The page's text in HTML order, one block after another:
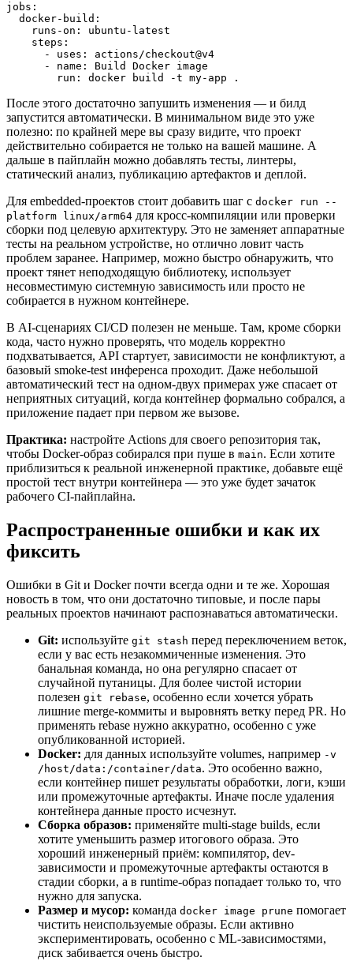
jobs:
  docker-build:
    runs-on: ubuntu-latest
    steps:
      - uses: actions/checkout@v4
      - name: Build Docker image
        run: docker build -t my-app .
После этого достаточно запушить изменения — и билд
запустится автоматически. В минимальном виде это уже
полезно: по крайней мере вы сразу видите, что проект
действительно собирается не только на вашей машине. А
дальше в пайплайн можно добавлять тесты, линтеры,
статический анализ, публикацию артефактов и деплой.
Для embedded-проектов стоит добавить шаг с docker run --
platform linux/arm64 для кросс-компиляции или проверки
сборки под целевую архитектуру. Это не заменяет аппаратные
тесты на реальном устройстве, но отлично ловит часть
проблем заранее. Например, можно быстро обнаружить, что
проект тянет неподходящую библиотеку, использует
несовместимую системную зависимость или просто не
собирается в нужном контейнере.
В AI-сценариях CI/CD полезен не меньше. Там, кроме сборки
кода, часто нужно проверять, что модель корректно
подхватывается, API стартует, зависимости не конфликтуют, а
базовый smoke-test инференса проходит. Даже небольшой
автоматический тест на одном-двух примерах уже спасает от
неприятных ситуаций, когда контейнер формально собрался, а
приложение падает при первом же вызове.
Практика: настройте Actions для своего репозитория так,
чтобы Docker-образ собирался при пуше в main. Если хотите
приблизиться к реальной инженерной практике, добавьте ещё
простой тест внутри контейнера — это уже будет зачаток
рабочего CI-пайплайна.
Распространенные ошибки и как их
фиксить
Ошибки в Git и Docker почти всегда одни и те же. Хорошая
новость в том, что они достаточно типовые, и после пары
реальных проектов начинают распознаваться автоматически.
Git: используйте git stash перед переключением веток,
если у вас есть незакоммиченные изменения. Это
банальная команда, но она регулярно спасает от
случайной путаницы. Для более чистой истории
полезен git rebase, особенно если хочется убрать
лишние merge-коммиты и выровнять ветку перед PR. Но
применять rebase нужно аккуратно, особенно с уже
опубликованной историей.
Docker: для данных используйте volumes, например -v
/host/data:/container/data. Это особенно важно,
если контейнер пишет результаты обработки, логи, кэши
или промежуточные артефакты. Иначе после удаления
контейнера данные просто исчезнут.
Сборка образов: применяйте multi-stage builds, если
хотите уменьшить размер итогового образа. Это
хороший инженерный приём: компилятор, dev-
зависимости и промежуточные артефакты остаются в
стадии сборки, а в runtime-образ попадает только то, что
нужно для запуска.
Размер и мусор: команда docker image prune помогает
чистить неиспользуемые образы. Если активно
экспериментировать, особенно с ML-зависимостями,
диск забивается очень быстро.